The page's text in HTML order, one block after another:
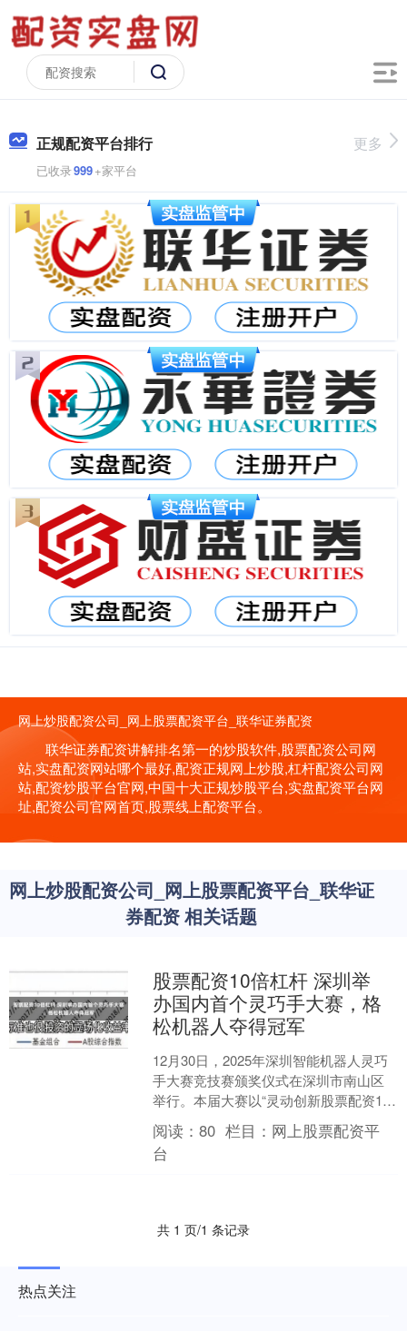
正规配资平台排行
已收录999+家平台
更多
网上炒股配资公司_网上股票配资平台_联华证券配资
联华证券配资讲解排名第一的炒股软件,股票配资公司网
站,实盘配资网站哪个最好,配资正规网上炒股,杠杆配资公司网
站,配资炒股平台官网,中国十大正规炒股平台,实盘配资平台网
址,配资公司官网首页,股票线上配资平台。
网上炒股配资公司_网上股票配资平台_联华证
券配资 相关话题
股票配资10倍杠杆 深圳举
办国内首个灵巧手大赛，格
松机器人夺得冠军
12月30日，2025年深圳智能机器人灵巧
手大赛竞技赛颁奖仪式在深圳市南山区
举行。本届大赛以“灵动创新股票配资10
倍杠杆，巧绘未来”为主题，聚焦机器人
末端执行技....
阅读：80 栏目： 网上股票配资平
台
共 1 页/1 条记录
热点关注